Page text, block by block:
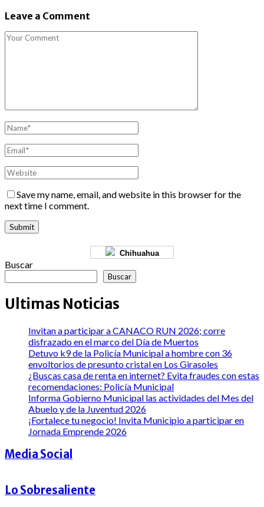
Leave a Comment
Save my name, email, and website in this browser for the
next time I comment.
Chihuahua
Buscar
Buscar
Ultimas Noticias
Invitan a participar a CANACO RUN 2026; corre
disfrazado en el marco del Día de Muertos
Detuvo k9 de la Policía Municipal a hombre con 36
envoltorios de presunto cristal en Los Girasoles
¿Buscas casa de renta en internet? Evita fraudes con estas
recomendaciones: Policía Municipal
Informa Gobierno Municipal las actividades del Mes del
Abuelo y de la Juventud 2026
¡Fortalece tu negocio! Invita Municipio a participar en
Jornada Emprende 2026
Media Social
Lo Sobresaliente